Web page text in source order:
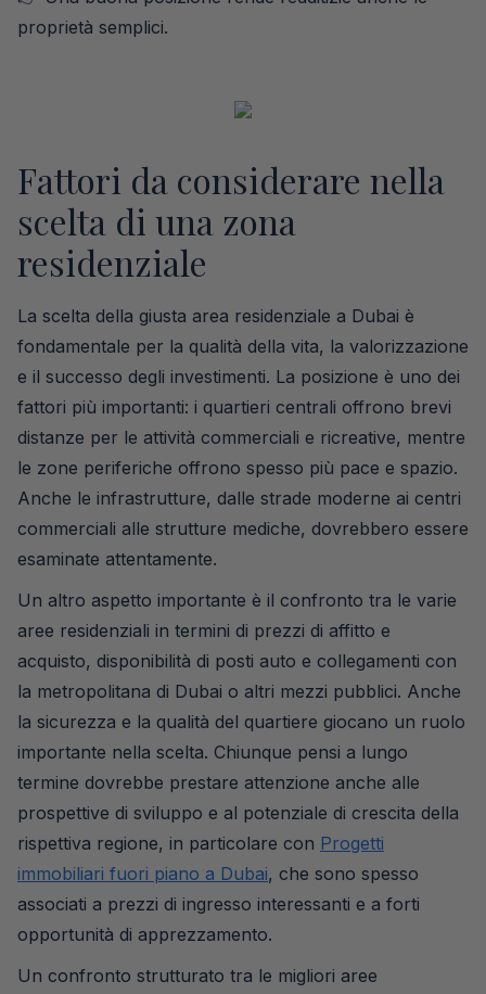
proprietà semplici.
Fattori da considerare nella
scelta di una zona
residenziale
La scelta della giusta area residenziale a Dubai è
fondamentale per la qualità della vita, la valorizzazione
e il successo degli investimenti. La posizione è uno dei
fattori più importanti: i quartieri centrali offrono brevi
distanze per le attività commerciali e ricreative, mentre
le zone periferiche offrono spesso più pace e spazio.
Anche le infrastrutture, dalle strade moderne ai centri
commerciali alle strutture mediche, dovrebbero essere
esaminate attentamente.
Un altro aspetto importante è il confronto tra le varie
aree residenziali in termini di prezzi di affitto e
acquisto, disponibilità di posti auto e collegamenti con
la metropolitana di Dubai o altri mezzi pubblici. Anche
la sicurezza e la qualità del quartiere giocano un ruolo
importante nella scelta. Chiunque pensi a lungo
termine dovrebbe prestare attenzione anche alle
prospettive di sviluppo e al potenziale di crescita della
rispettiva regione, in particolare con Progetti
immobiliari fuori piano a Dubai, che sono spesso
associati a prezzi di ingresso interessanti e a forti
opportunità di apprezzamento.
Un confronto strutturato tra le migliori aree